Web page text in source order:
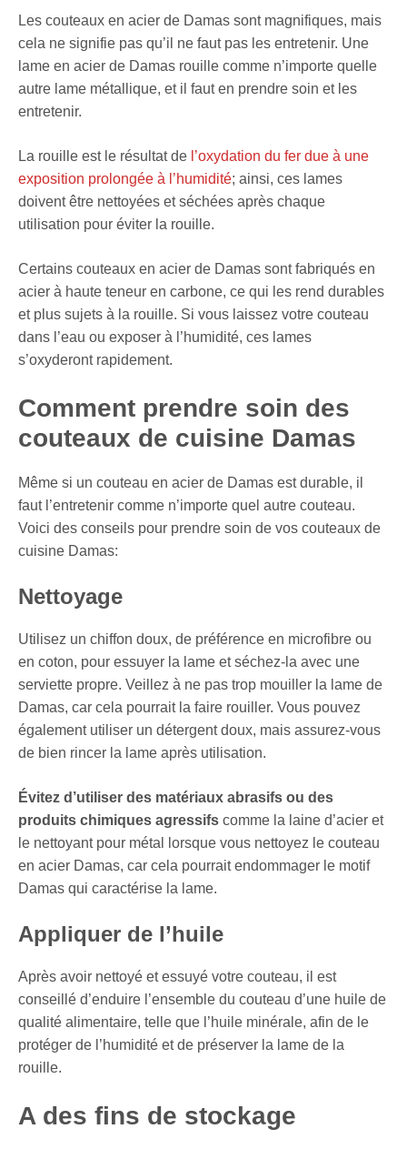
Les couteaux en acier de Damas sont magnifiques, mais
cela ne signifie pas qu’il ne faut pas les entretenir. Une
lame en acier de Damas rouille comme n’importe quelle
autre lame métallique, et il faut en prendre soin et les
entretenir.
La rouille est le résultat de l’oxydation du fer due à une
exposition prolongée à l’humidité; ainsi, ces lames
doivent être nettoyées et séchées après chaque
utilisation pour éviter la rouille.
Certains couteaux en acier de Damas sont fabriqués en
acier à haute teneur en carbone, ce qui les rend durables
et plus sujets à la rouille. Si vous laissez votre couteau
dans l’eau ou exposer à l’humidité, ces lames
s’oxyderont rapidement.
Comment prendre soin des
couteaux de cuisine Damas
Même si un couteau en acier de Damas est durable, il
faut l’entretenir comme n’importe quel autre couteau.
Voici des conseils pour prendre soin de vos couteaux de
cuisine Damas:
Nettoyage
Utilisez un chiffon doux, de préférence en microfibre ou
en coton, pour essuyer la lame et séchez-la avec une
serviette propre. Veillez à ne pas trop mouiller la lame de
Damas, car cela pourrait la faire rouiller. Vous pouvez
également utiliser un détergent doux, mais assurez-vous
de bien rincer la lame après utilisation.
Évitez d’utiliser des matériaux abrasifs ou des
produits chimiques agressifs comme la laine d’acier et
le nettoyant pour métal lorsque vous nettoyez le couteau
en acier Damas, car cela pourrait endommager le motif
Damas qui caractérise la lame.
Appliquer de l’huile
Après avoir nettoyé et essuyé votre couteau, il est
conseillé d’enduire l’ensemble du couteau d’une huile de
qualité alimentaire, telle que l’huile minérale, afin de le
protéger de l’humidité et de préserver la lame de la
rouille.
A des fins de stockage